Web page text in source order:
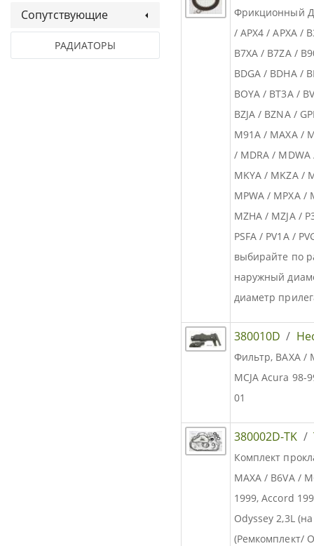
Сопутствующие
РАДИАТОРЫ
Фрикционный
/ APX4 / APXA /
B7XA / B7ZA /
BDGA / BDHA /
BOYA / BT3A /
BZJA / BZNA /
M91A / MAXA /
/ MDRA / MDWA
MKYA / MKZA /
MPWA / MPXA /
MZHA / MZJA /
PSFA / PV1A /
выбирайте по
наружный
диаметр
380010D /
Фильтр, BAXA /
MCJA Acura 98-
01
380002D-TK /
Комплект
MAXA / B6VA /
1999, Accord
Odyssey 2,3L
(Ремкомплект/